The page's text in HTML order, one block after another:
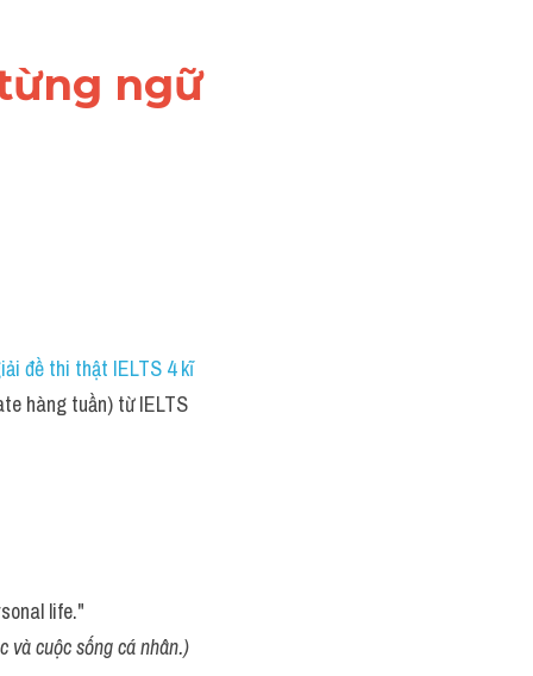
ngữ
đề thi thật IELTS 4 kĩ
hàng tuần) từ IELTS
life."
và cuộc sống cá nhân.)